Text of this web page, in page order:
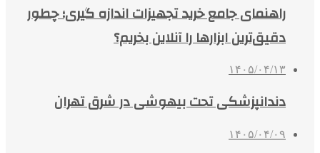
راهنمای جامع خرید تجهیزات اندازه گیری؛ چطور
دقیق‌ترین ابزارها را آنلاین بخریم؟
۱۴۰۵/۰۴/۱۳
دندانپزشکی تحت بیهوشی در شرق تهران
۱۴۰۵/۰۴/۰۹